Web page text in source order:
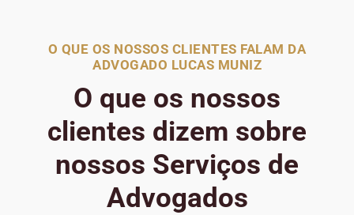
O QUE OS NOSSOS CLIENTES FALAM DA
ADVOGADO LUCAS MUNIZ
O que os nossos
clientes dizem sobre
nossos Serviços de
Advogados